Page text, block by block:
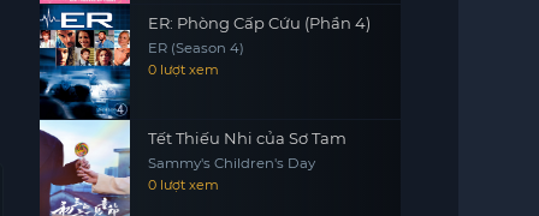
ER: Phòng Cấp Cứu (Phần 4)
ER (Season 4)
0 lượt xem
Tết Thiếu Nhi của Sơ Tam
Sammy's Children's Day
0 lượt xem